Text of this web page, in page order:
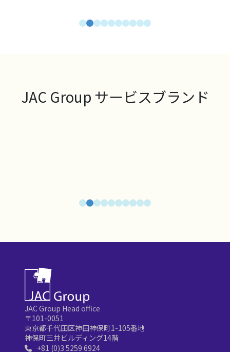
JAC Group サービスブランド
JAC Group Head office
〒101-0051
東京都千代田区神田神保町1-105番地
神保町三井ビルディング14階
+81 (0)3 5259 6924